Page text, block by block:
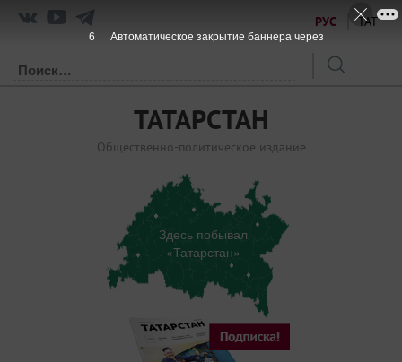
РУС ТАТ
ТАТАРСТАН
Общественно-политическое издание
Здесь побывал
«Татарстан»
6 Автоматическое закрытие баннера через